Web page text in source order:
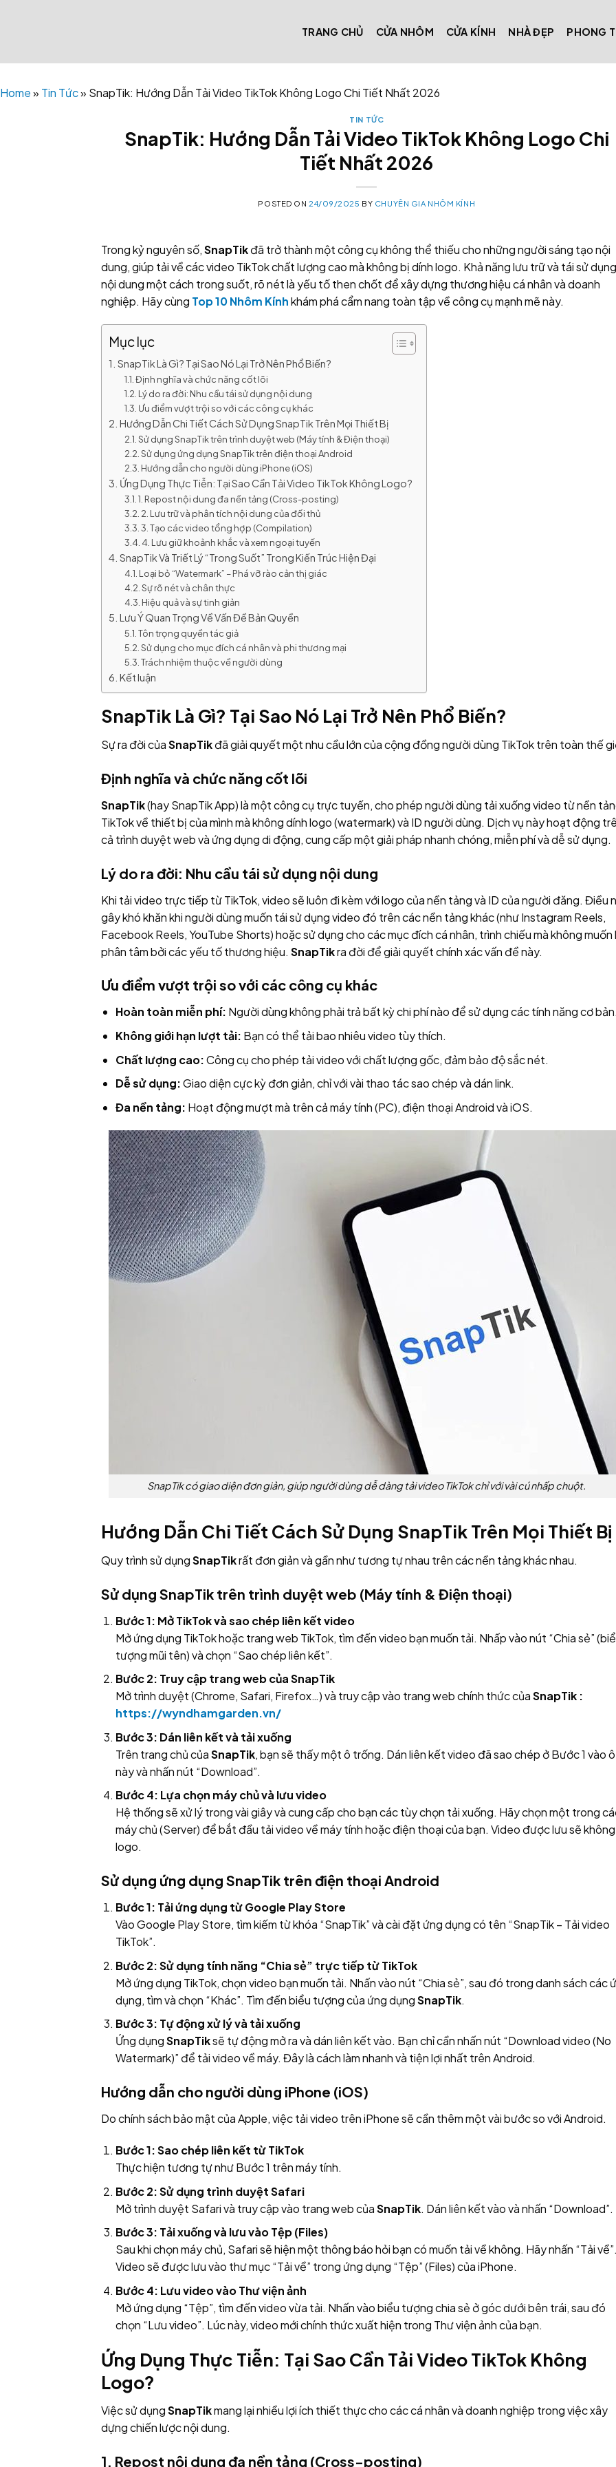
TRANG CHỦ CỬA NHÔM CỬA KÍNH NHÀ ĐẸP PHONG
Home» Tin Tức» SnapTik: Hướng Dẫn Tải Video TikTok Không Logo Chi Tiết Nhất 2026
TIN TỨC
SnapTik: Hướng Dẫn Tải Video TikTok Không Logo Chi
Tiết Nhất 2026
POSTED ON24/09/2025 BY CHUYÊN GIA NHÔM KÍNH
Trong kỷ nguyên số,SnapTikđã trở thành một công cụ không thể thiếu cho những người sáng tạo nội
dung, giúp tải về các video TikTok chất lượng cao mà không bị dính logo. Khả năng lưu trữ và tái sử dụng
nội dung một cách trong suốt, rõ nét là yếu tố then chốt để xây dựng thương hiệu cá nhân và doanh
nghiệp. Hãy cùng Top 10 Nhôm Kínhkhám phá cẩm nang toàn tập về công cụ mạnh mẽ này.
Mục lục
SnapTik Là Gì? Tại Sao Nó Lại Trở Nên Phổ Biến?
Định nghĩa và chức năng cốt lõi
Lý do ra đời: Nhu cầu tái sử dụng nội dung
Ưu điểm vượt trội so với các công cụ khác
Hướng Dẫn Chi Tiết Cách Sử Dụng SnapTik Trên Mọi Thiết Bị
Sử dụng SnapTik trên trình duyệt web (Máy tính & Điện thoại)
Sử dụng ứng dụng SnapTik trên điện thoại Android
Hướng dẫn cho người dùng iPhone (iOS)
Ứng Dụng Thực Tiễn: Tại Sao Cần Tải Video TikTok Không Logo?
1. Repost nội dung đa nền tảng (Cross-posting)
2. Lưu trữ và phân tích nội dung của đối thủ
3. Tạo các video tổng hợp (Compilation)
4. Lưu giữ khoảnh khắc và xem ngoại tuyến
SnapTik Và Triết Lý “Trong Suốt” Trong Kiến Trúc Hiện Đại
Loại bỏ “Watermark” – Phá vỡ rào cản thị giác
Sự rõ nét và chân thực
Hiệu quả và sự tinh giản
Lưu Ý Quan Trọng Về Vấn Đề Bản Quyền
Tôn trọng quyền tác giả
Sử dụng cho mục đích cá nhân và phi thương mại
Trách nhiệm thuộc về người dùng
Kết luận
SnapTik Là Gì? Tại Sao Nó Lại Trở Nên Phổ Biến?
Sự ra đời củaSnapTikđã giải quyết một nhu cầu lớn của cộng đồng người dùng TikTok trên toàn thế
Định nghĩa và chức năng cốt lõi
SnapTik(hay SnapTik App) là một công cụ trực tuyến, cho phép người dùng tải xuống video từ nền
TikTok về thiết bị của mình mà không dính logo (watermark) và ID người dùng. Dịch vụ này hoạt động
cả trình duyệt web và ứng dụng di động, cung cấp một giải pháp nhanh chóng, miễn phí và dễ sử dụng.
Lý do ra đời: Nhu cầu tái sử dụng nội dung
Khi tải video trực tiếp từ TikTok, video sẽ luôn đi kèm với logo của nền tảng và ID của người đăng. Điều
gây khó khăn khi người dùng muốn tái sử dụng video đó trên các nền tảng khác (như Instagram Reels,
Facebook Reels, YouTube Shorts) hoặc sử dụng cho các mục đích cá nhân, trình chiếu mà không muốn
phân tâm bởi các yếu tố thương hiệu. SnapTikra đời để giải quyết chính xác vấn đề này.
Ưu điểm vượt trội so với các công cụ khác
Hoàn toàn miễn phí: Người dùng không phải trả bất kỳ chi phí nào để sử dụng các tính năng cơ
Không giới hạn lượt tải: Bạn có thể tải bao nhiêu video tùy thích.
Chất lượng cao:Công cụ cho phép tải video với chất lượng gốc, đảm bảo độ sắc nét.
Dễ sử dụng:Giao diện cực kỳ đơn giản, chỉ với vài thao tác sao chép và dán link.
Đa nền tảng: Hoạt động mượt mà trên cả máy tính (PC), điện thoại Android và iOS.
SnapTik có giao diện đơn giản, giúp người dùng dễ dàng tải video TikTok chỉ với vài cú nhấp chuột.
Hướng Dẫn Chi Tiết Cách Sử Dụng SnapTik Trên Mọi Thiết Bị
Quy trình sử dụngSnapTikrất đơn giản và gần như tương tự nhau trên các nền tảng khác nhau.
Sử dụng SnapTik trên trình duyệt web (Máy tính & Điện thoại)
Bước 1: Mở TikTok và sao chép liên kết video
Mở ứng dụng TikTok hoặc trang web TikTok, tìm đến video bạn muốn tải. Nhấp vào nút “Chia sẻ”
tượng mũi tên) và chọn “Sao chép liên kết”.
Bước 2: Truy cập trang web của SnapTik
Mở trình duyệt (Chrome, Safari, Firefox…) và truy cập vào trang web chính thức củaSnapTik :
https://wyndhamgarden.vn/
Bước 3: Dán liên kết và tải xuống
Trên trang chủ củaSnapTik, bạn sẽ thấy một ô trống. Dán liên kết video đã sao chép ở Bước 1 vào ô
này và nhấn nút “Download”.
Bước 4: Lựa chọn máy chủ và lưu video
Hệ thống sẽ xử lý trong vài giây và cung cấp cho bạn các tùy chọn tải xuống. Hãy chọn một trong
máy chủ (Server) để bắt đầu tải video về máy tính hoặc điện thoại của bạn. Video được lưu sẽ
logo.
Sử dụng ứng dụng SnapTik trên điện thoại Android
Bước 1: Tải ứng dụng từ Google Play Store
Vào Google Play Store, tìm kiếm từ khóa “SnapTik” và cài đặt ứng dụng có tên “SnapTik – Tải video
TikTok”.
Bước 2: Sử dụng tính năng “Chia sẻ” trực tiếp từ TikTok
Mở ứng dụng TikTok, chọn video bạn muốn tải. Nhấn vào nút “Chia sẻ”, sau đó trong danh sách các
dụng, tìm và chọn “Khác”. Tìm đến biểu tượng của ứng dụngSnapTik.
Bước 3: Tự động xử lý và tải xuống
Ứng dụngSnapTiksẽ tự động mở ra và dán liên kết vào. Bạn chỉ cần nhấn nút “Download video (No
Watermark)” để tải video về máy. Đây là cách làm nhanh và tiện lợi nhất trên Android.
Hướng dẫn cho người dùng iPhone (iOS)
Do chính sách bảo mật của Apple, việc tải video trên iPhone sẽ cần thêm một vài bước so với Android.
Bước 1: Sao chép liên kết từ TikTok
Thực hiện tương tự như Bước 1 trên máy tính.
Bước 2: Sử dụng trình duyệt Safari
Mở trình duyệt Safari và truy cập vào trang web củaSnapTik. Dán liên kết vào và nhấn “Download”.
Bước 3: Tải xuống và lưu vào Tệp (Files)
Sau khi chọn máy chủ, Safari sẽ hiện một thông báo hỏi bạn có muốn tải về không. Hãy nhấn “Tải
Video sẽ được lưu vào thư mục “Tải về” trong ứng dụng “Tệp” (Files) của iPhone.
Bước 4: Lưu video vào Thư viện ảnh
Mở ứng dụng “Tệp”, tìm đến video vừa tải. Nhấn vào biểu tượng chia sẻ ở góc dưới bên trái, sau đó
chọn “Lưu video”. Lúc này, video mới chính thức xuất hiện trong Thư viện ảnh của bạn.
Ứng Dụng Thực Tiễn: Tại Sao Cần Tải Video TikTok Không
Logo?
Việc sử dụngSnapTikmang lại nhiều lợi ích thiết thực cho các cá nhân và doanh nghiệp trong việc xây
dựng chiến lược nội dung.
1. Repost nội dung đa nền tảng (Cross-posting)